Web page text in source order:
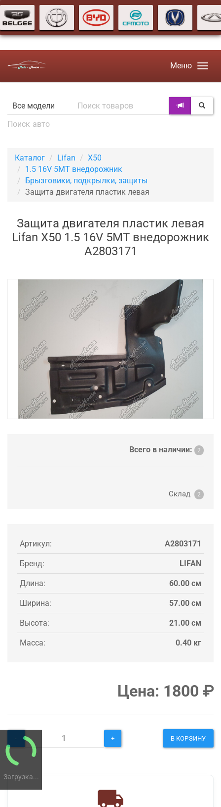
Загрузка...
Меню
Каталог Lifan
X50
1.5 16V 5MT внедорожник
Брызговики, подкрылки, защиты
Защита двигателя пластик левая
Защита двигателя пластик левая
Lifan X50 1.5 16V 5MT внедорожник
A2803171
Всего в наличии: 2
Склад 2
Артикул: A2803171
Бренд: LIFAN
Длина: 60.00 см
Ширина: 57.00 см
Высота: 21.00 см
Масса: 0.40 кг
Цена: 1800 ₽
- + В КОРЗИНУ